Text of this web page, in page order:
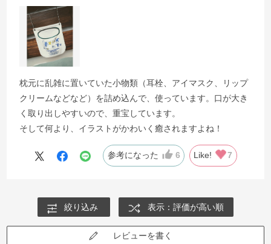
枕元に乱雑に置いていた小物類（耳栓、アイマスク、リップ
クリームなどなど）を詰め込んで、使っています。口が大き
く取り出しやすいので、重宝しています。
そして何より、イラストがかわいく癒されますよね！
参考になった 6 Like! 7
絞り込み 表示：評価が高い順
レビューを書く